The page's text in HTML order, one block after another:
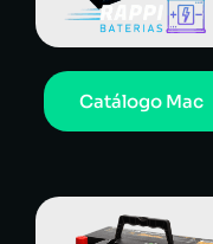
Catálogo Mac